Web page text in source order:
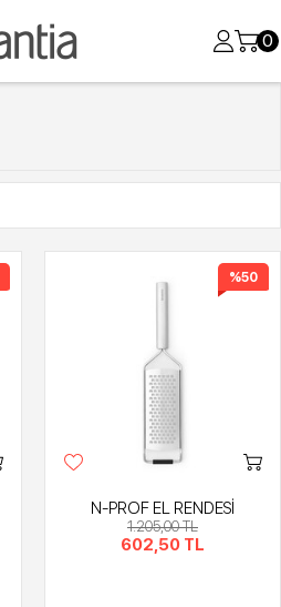
0
%50
N-PROF EL RENDESİ
1.205,00 TL
602,50 TL